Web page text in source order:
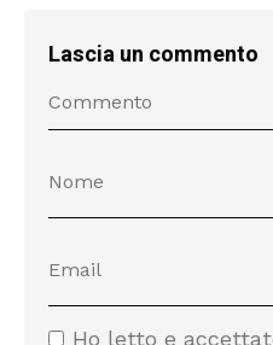
Lascia un commento
Ho letto e